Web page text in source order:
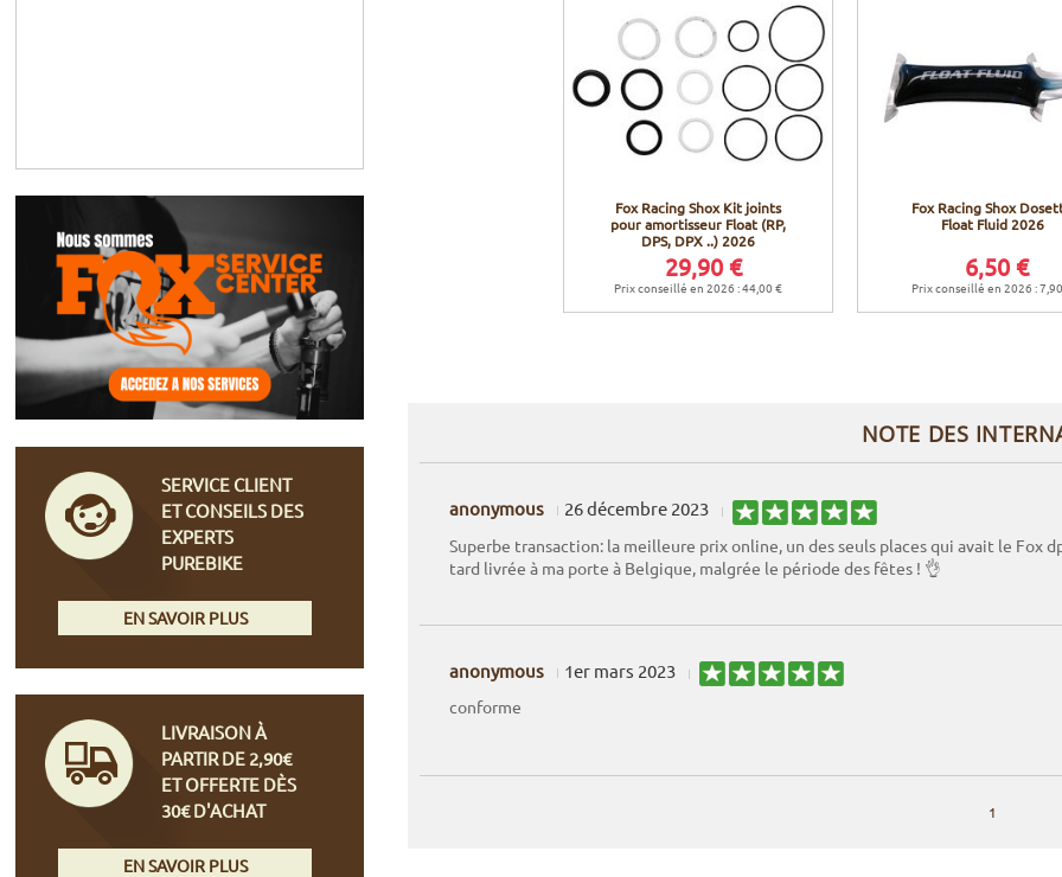
Fox Racing Shox Kit joints
pour amortisseur Float (RP,
DPS, DPX ..) 2026
29,90 €
Prix conseillé en 2026 : 44,00 €
Fox Racing Shox
Float Fluid 2026
6,50 €
Prix conseillé en 2026 :
NOTE DES
anonymous 26 décembre 2023
Superbe transaction: la meilleure prix online, un des seuls places qui avait le Fox
tard livrée à ma porte à Belgique, malgrée le période des fêtes ! 👌
anonymous 1er mars 2023
conforme
1
SERVICE CLIENT
ET CONSEILS DES
EXPERTS
PUREBIKE
EN SAVOIR PLUS
LIVRAISON À
PARTIR DE 2,90€
ET OFFERTE DÈS
30€ D'ACHAT
EN SAVOIR PLUS